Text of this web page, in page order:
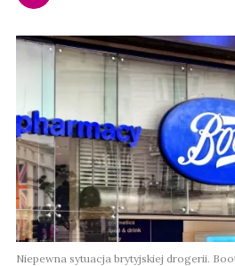
Niepewna sytuacja brytyjskiej drogerii.